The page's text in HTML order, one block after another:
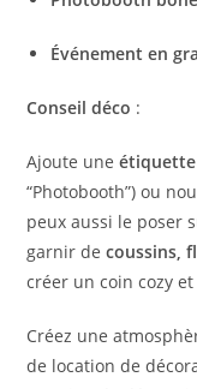
Événement en
Conseil déco :
Ajoute une
“Photobooth”) ou
peux aussi le poser
garnir decoussins,
créer un coin cozy
Créez une
de location de